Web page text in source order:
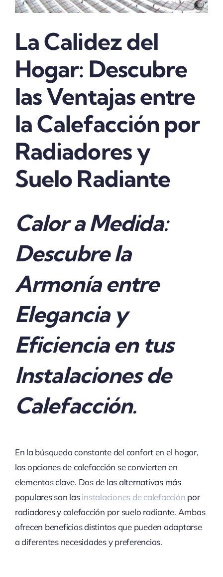
La Calidez del
Hogar: Descubre
las Ventajas entre
la Calefacción por
Radiadores y
Suelo Radiante
Calor a Medida:
Descubre la
Armonía entre
Elegancia y
Eficiencia en tus
Instalaciones de
Calefacción.
En la búsqueda constante del confort en el hogar,
las opciones de calefacción se convierten en
elementos clave. Dos de las alternativas más
populares son lasinstalaciones de calefacción por
radiadores y calefacción por suelo radiante. Ambas
ofrecen beneficios distintos que pueden adaptarse
a diferentes necesidades y preferencias.